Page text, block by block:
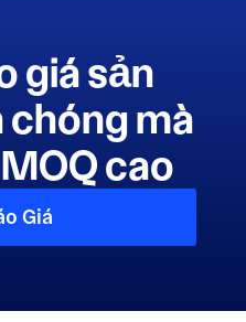
giá sản
chóng mà
cao
Giá